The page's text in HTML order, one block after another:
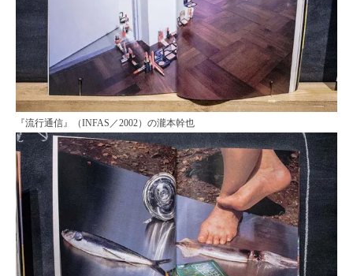
『流行通信』（INFAS／2002）の瀧本幹也